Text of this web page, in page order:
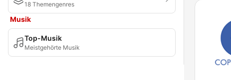
18 Themengenres
Musik
Top-Musik
Meistgehörte Musik